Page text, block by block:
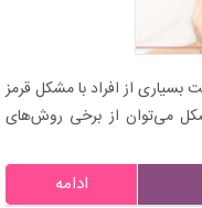
از افراد با مشکل قرمز
می‌توان از برخی روش‌های
ادامه